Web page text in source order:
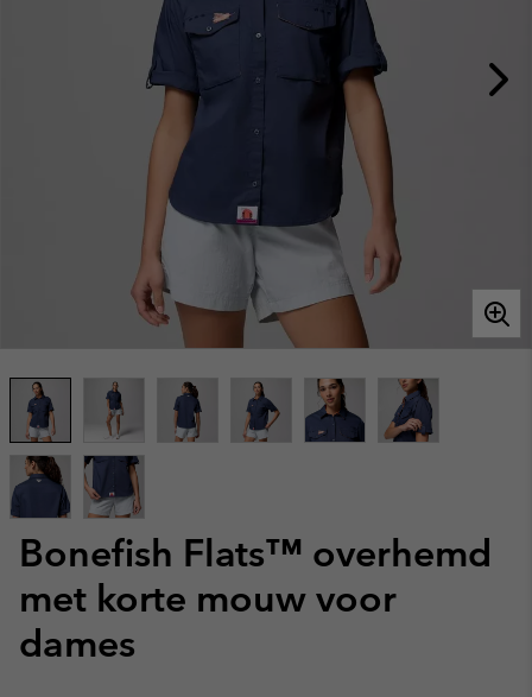
Bonefish Flats™ overhemd
met korte mouw voor
dames